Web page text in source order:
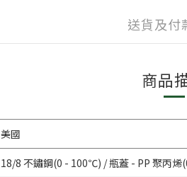
送貨及付
商品
美國
18/8 不鏽鋼(0 - 100℃) / 瓶蓋 - PP 聚丙